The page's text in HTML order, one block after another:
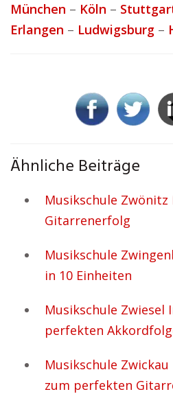
München – Köln –
Erlangen – Ludwigsburg –
Ähnliche Beiträge
Musikschule
Gitarrenerfolg
Musikschule
in 10 Einheiten
Musikschule Zwiesel
perfekten
Musikschule
zum perfekten